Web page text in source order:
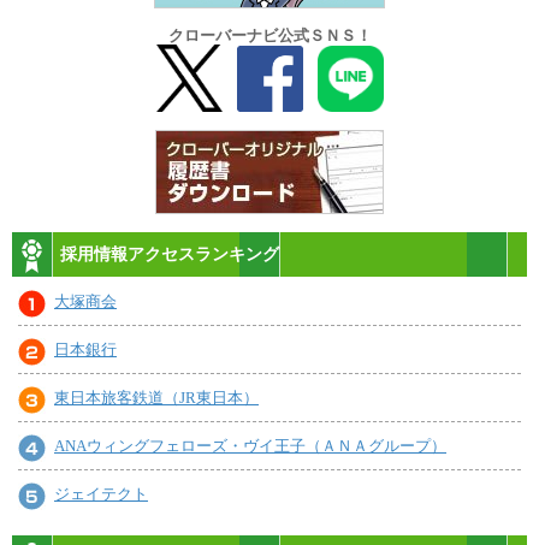
クローバーナビ公式ＳＮＳ！
採用情報アクセスランキング
大塚商会
日本銀行
東日本旅客鉄道（JR東日本）
ANAウィングフェローズ・ヴイ王子（ＡＮＡグループ）
ジェイテクト